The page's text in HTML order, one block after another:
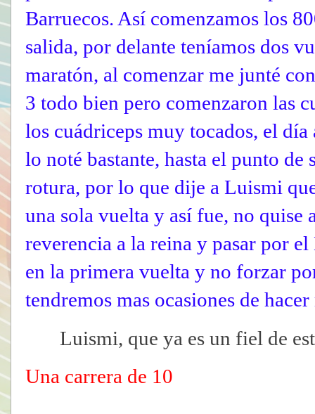
Barruecos. Así comenzamos los
salida, por delante teníamos dos
maratón, al comenzar me junté
3 todo bien pero comenzaron las
los cuádriceps muy tocados, el
lo noté bastante, hasta el punto
rotura, por lo que dije a Luismi
una sola vuelta y así fue, no quise
reverencia a la reina y pasar por
en la primera vuelta y no forzar
tendremos mas ocasiones de
Luismi, que ya es un fiel de
Una carrera de 10